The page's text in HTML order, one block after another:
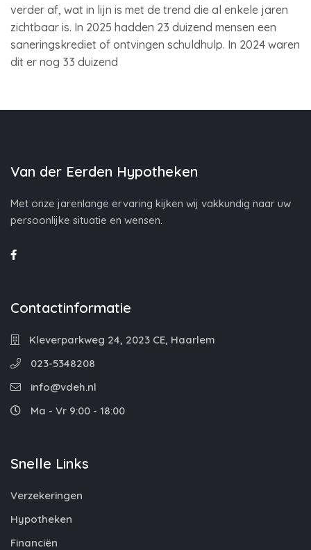
verder af, wat in lijn is met de trend die al enkele jaren
zichtbaar is. In 2025 hadden 23 duizend mensen een
saneringskrediet of ontvingen schuldhulp. In 2024 waren
dit er nog 33 duizend
Van der Eerden Hypotheken
Met onze jarenlange ervaring kijken wij vakkundig naar uw
persoonlijke situatie en wensen.
Contactinformatie
Kleverparkweg 24, 2023 CE, Haarlem
023-5348208
info@vdeh.nl
Ma - Vr 9:00 - 18:00
Snelle Links
Verzekeringen
Hypotheken
Financiën